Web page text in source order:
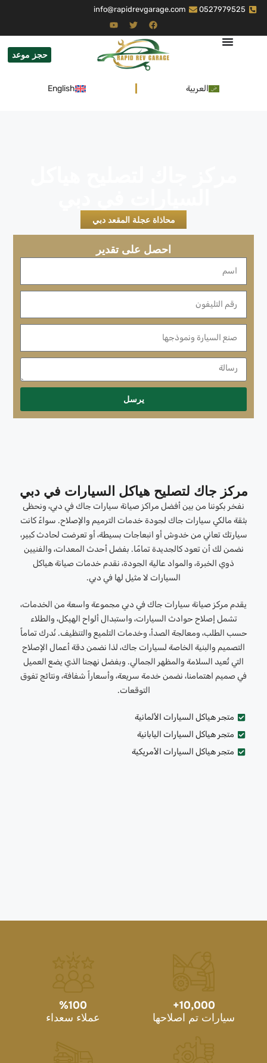
0527979525
info@rapidrevgarage.com
حجز موعد
العربية English
محاذاة عجلة المقعد دبي
احصل على تقدير
يرسل
مركز جاك لتصليح هياكل السيارات في دبي
نفخر بكوننا من بين أفضل مراكز صيانة سيارات جاك في دبي، ونحظى
بثقة مالكي سيارات جاك لجودة خدمات الترميم والإصلاح. سواءً كانت
سيارتك تعاني من خدوش أو انبعاجات بسيطة، أو تعرضت لحادث كبير،
نضمن لك أن تعود كالجديدة تمامًا. بفضل أحدث المعدات، والفنيين
ذوي الخبرة، والمواد عالية الجودة، نقدم خدمات صيانة هياكل
السيارات لا مثيل لها في دبي.
يقدم مركز صيانة سيارات جاك في دبي مجموعة واسعة من الخدمات،
تشمل إصلاح حوادث السيارات، واستبدال ألواح الهيكل، والطلاء
حسب الطلب، ومعالجة الصدأ، وخدمات التلميع والتنظيف. نُدرك تماماً
التصميم والبنية الخاصة لسيارات جاك، لذا نضمن دقة أعمال الإصلاح
التي تُعيد السلامة والمظهر الجمالي. وبفضل نهجنا الذي يضع العميل
في صميم اهتمامنا، نضمن خدمة سريعة، وأسعاراً شفافة، ونتائج تفوق
التوقعات.
متجر هياكل السيارات الألمانية
متجر هياكل السيارات اليابانية
متجر هياكل السيارات الأمريكية
10,000
+
سيارات تم اصلاحها
100
%
عملاء سعداء